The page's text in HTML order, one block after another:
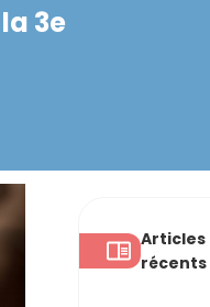
3e
Articles
récents